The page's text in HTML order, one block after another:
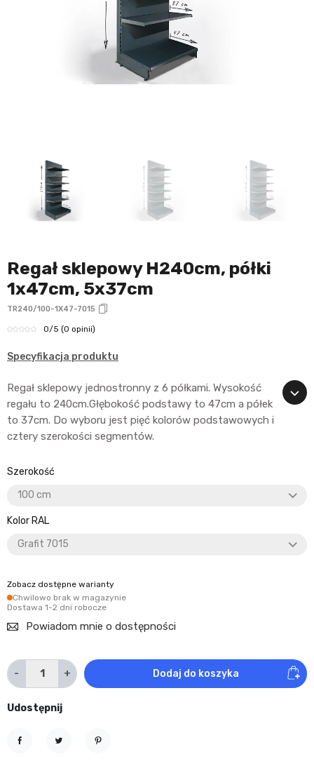
Regał sklepowy H240cm, półki
1x47cm, 5x37cm
TR240/100-1X47-7015
0/5 (0 opinii)
Specyfikacja produktu
Regał sklepowy jednostronny z 6 półkami. Wysokość
regału to 240cm.Głębokość podstawy to 47cm a półek
to 37cm. Do wyboru jest pięć kolorów podstawowych i
cztery szerokości segmentów.
Szerokość
Kolor RAL
Zobacz dostępne warianty
Chwilowo brak w magazynie
Dostawa 1-2 dni robocze
Powiadom mnie o dostępności
- + Dodaj do koszyka
Udostępnij